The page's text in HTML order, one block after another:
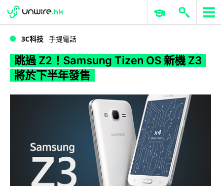
WWDC 2026 ERP 與商業 AI
3C科技 手提電話
跳過 Z2！Samsung Tizen OS 新機 Z3
將於下半年發售